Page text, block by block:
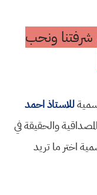
شرفتنا ونحب
للاستاذ احمد
والحقيقة في
اختر ما تريد